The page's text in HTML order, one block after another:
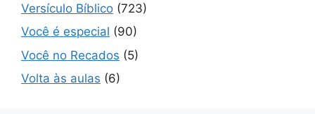
Versículo Bíblico (723)
Você é especial (90)
Você no Recados (5)
Volta às aulas (6)